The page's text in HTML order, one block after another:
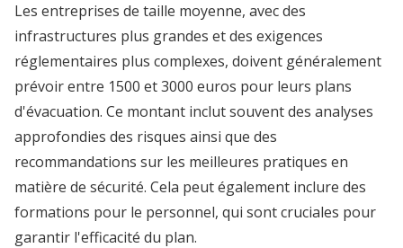
Les entreprises de taille moyenne, avec des
infrastructures plus grandes et des exigences
réglementaires plus complexes, doivent généralement
prévoir entre 1500 et 3000 euros pour leurs plans
d'évacuation. Ce montant inclut souvent des analyses
approfondies des risques ainsi que des
recommandations sur les meilleures pratiques en
matière de sécurité. Cela peut également inclure des
formations pour le personnel, qui sont cruciales pour
garantir l'efficacité du plan.